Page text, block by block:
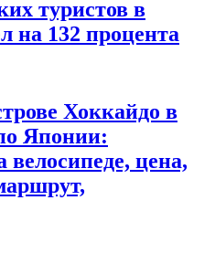
туристов в
на 132 процента
Хоккайдо в
Японии:
велосипеде, цена,